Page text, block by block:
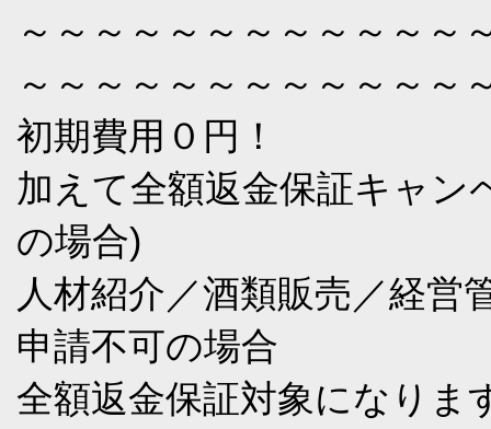
～～～～～～～～～～～～
～～～～～～～～～～～～
初期費用０円！
加えて全額返金保証キャン
の場合)
人材紹介／酒類販売／経営
申請不可の場合
全額返金保証対象になりま